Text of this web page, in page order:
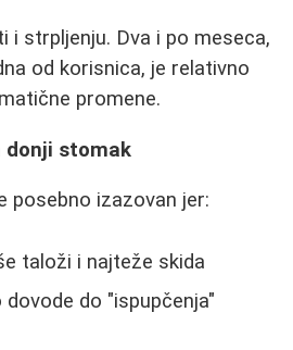
i strpljenju. Dva i po meseca,
od korisnica, je relativno
promene.
donji stomak
posebno izazovan jer:
taloži i najteže skida
do "ispupčenja"